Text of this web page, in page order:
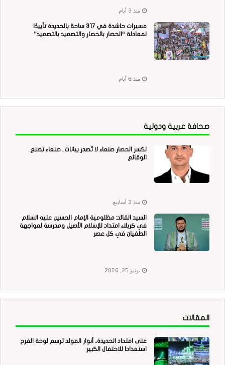
منذ 3 أيام
مسيرات حاشدة في 317 ساحة بالحديدة تأييدًا
لمعادلة “الحصار بالحصار والتصعيد بالتصعيد”
منذ 6 أيام
صحافة عربية ودولية
لكسر الحصار صنعاء لا تُصدر بيانات.. صنعاء تصنع
الوقائع
منذ 3 أسابيع
السيد القائد: مظلومية الإمام الحسين عليه السلام
في كربلاء امتداد للإسلام الأصيل ومدرسة لمواجهة
الطغيان في كل عصر
يونيو 25, 2026
المقالات
على امتداد الحديدة.. أنوار المولد ترسم لوحة الفرح
استعدادا للاحتفال الكبير